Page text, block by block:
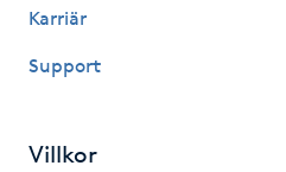
Nagelförlängning akryl
Karriär
Support
Villkor